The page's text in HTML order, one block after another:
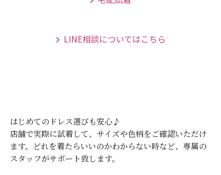
LINE相談についてはこちら
はじめてのドレス選びも安心♪
店舗で実際に試着して、サイズや色柄をご確認いただけ
ます。
どれを着たらいいのかわからない時など、専属の
スタッフがサポート致します。